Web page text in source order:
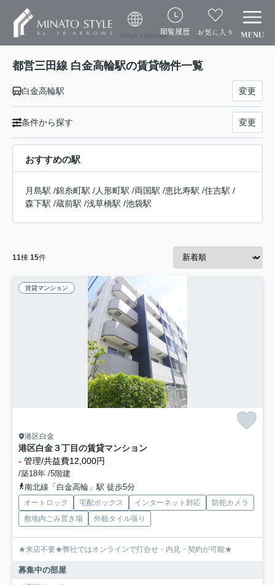
Select Language閲覧履歴 お気に入り
都営三田線 白金高輪駅の賃貸物件一覧
白金高輪駅 変更
条件から探す 変更
おすすめの駅
月島駅 /錦糸町駅 /人形町駅 /両国駅 /恵比寿駅 /住吉駅 /
森下駅 /蔵前駅 /浅草橋駅 /池袋駅
11棟 15件
賃貸マンション
港区白金
港区白金３丁目の賃貸マンション
- 管理/共益費12,000円
/築18年 /5階建
南北線「白金高輪」駅 徒歩5分
オートロック 宅配ボックス インターネット対応
防犯カメラ
敷地内ごみ置き場
外観タイル張り
★来店不要★弊社ではオンラインで打合せ・内見・契約が可能★
募集中の部屋